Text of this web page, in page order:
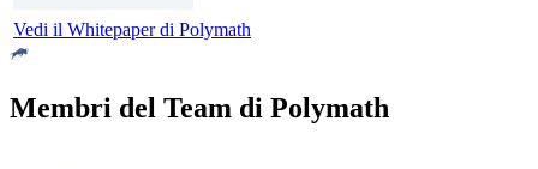
Vedi il Whitepaper di Polymath
Membri del Team di Polymath